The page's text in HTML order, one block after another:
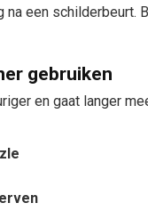
een
gebruiken
en gaat langer